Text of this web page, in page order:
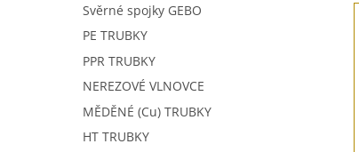
Svěrné spojky GEBO
PE TRUBKY
PPR TRUBKY
NEREZOVÉ VLNOVCE
MĚDĚNÉ (Cu) TRUBKY
HT TRUBKY